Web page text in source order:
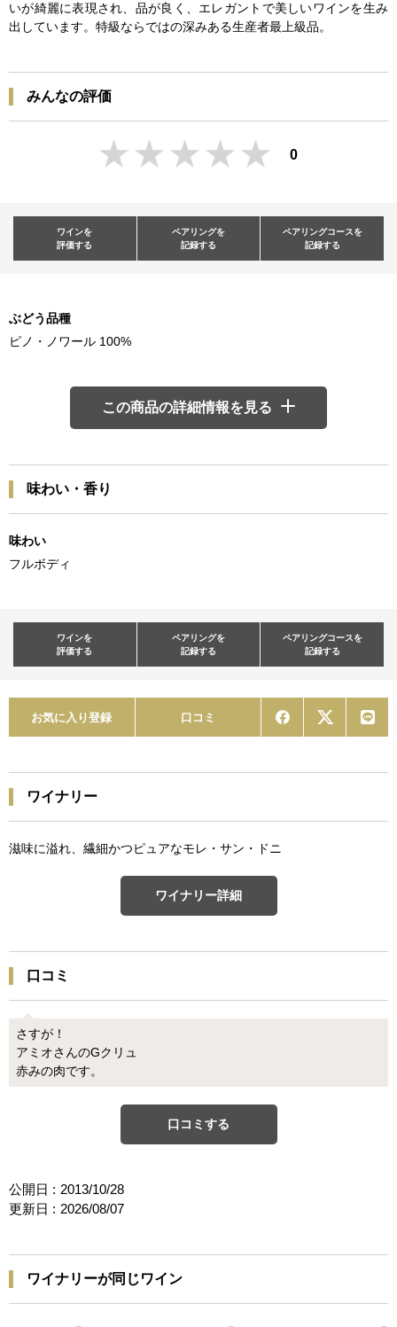
いが綺麗に表現され、品が良く、エレガントで美しいワインを生み
出しています。特級ならではの深みある生産者最上級品。
みんなの評価
0
ワインを
評価する
ペアリングを
記録する
ペアリングコースを
記録する
ぶどう品種
ピノ・ノワール 100%
この商品の詳細情報を見る
味わい・香り
味わい
フルボディ
ワインを
評価する
ペアリングを
記録する
ペアリングコースを
記録する
お気に入り登録 口コミ
ワイナリー
滋味に溢れ、繊細かつピュアなモレ・サン・ドニ
ワイナリー詳細
口コミ
さすが！
アミオさんのGクリュ
赤みの肉です。
口コミする
公開日 : 2013/10/28
更新日 : 2026/08/07
ワイナリーが同じワイン